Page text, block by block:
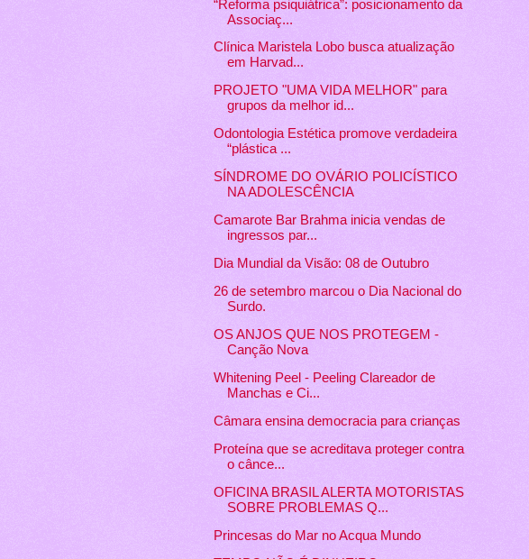
“Reforma psiquiátrica”: posicionamento da
Associaç...
Clínica Maristela Lobo busca atualização
em Harvad...
PROJETO "UMA VIDA MELHOR" para
grupos da melhor id...
Odontologia Estética promove verdadeira
“plástica ...
SÍNDROME DO OVÁRIO POLICÍSTICO
NA ADOLESCÊNCIA
Camarote Bar Brahma inicia vendas de
ingressos par...
Dia Mundial da Visão: 08 de Outubro
26 de setembro marcou o Dia Nacional do
Surdo.
OS ANJOS QUE NOS PROTEGEM -
Canção Nova
Whitening Peel - Peeling Clareador de
Manchas e Ci...
Câmara ensina democracia para crianças
Proteína que se acreditava proteger contra
o cânce...
OFICINA BRASIL ALERTA MOTORISTAS
SOBRE PROBLEMAS Q...
Princesas do Mar no Acqua Mundo